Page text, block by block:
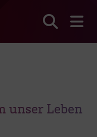
unser Leben